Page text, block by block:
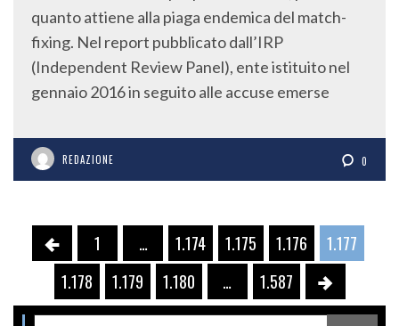
quanto attiene alla piaga endemica del match-
fixing. Nel report pubblicato dall’IRP
(Independent Review Panel), ente istituito nel
gennaio 2016 in seguito alle accuse emerse
REDAZIONE 0
1 … 1.174 1.175 1.176
1.177
1.178
1.179 1.180 … 1.587